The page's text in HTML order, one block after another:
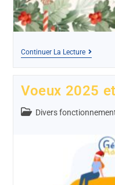
Continuer La Lecture
Voeux 2025
Divers